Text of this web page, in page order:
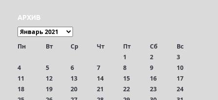
АРХИВ
Пн Вт Ср Чт Пт Сб Вс
1 2
3
4
5 6 7 8 9
10
11
12 13 14 15 16
17
18
19 20 21 22 23
24